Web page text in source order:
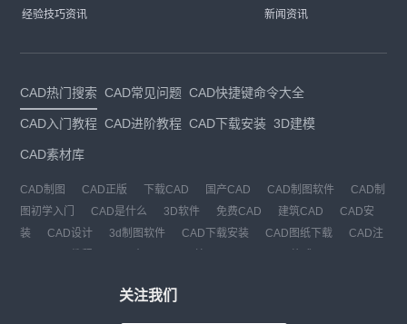
经验技巧资讯
新闻资讯
CAD热门搜索 CAD常见问题 CAD快捷键命令大全
CAD入门教程 CAD进阶教程 CAD下载安装 3D建模
CAD素材库
CAD制图 CAD正版 下载CAD 国产CAD CAD制图软件
CAD制
图初学入门
CAD是什么 3D软件 免费CAD 建筑CAD
CAD安
装
CAD设计 3d制图软件 CAD下载安装 CAD图纸下载
CAD注
关注我们